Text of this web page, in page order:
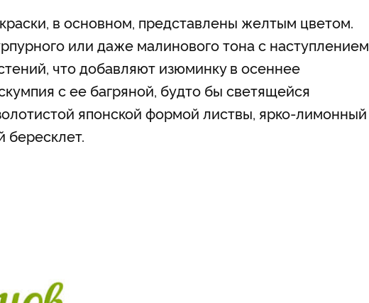
в основном, представлены желтым цветом.
или даже малинового тона с наступлением
что добавляют изюминку в осеннее
с ее багряной, будто бы светящейся
японской формой листвы, ярко-лимонный
бересклет.